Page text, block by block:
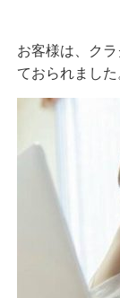
お客様は、ク
ておられました